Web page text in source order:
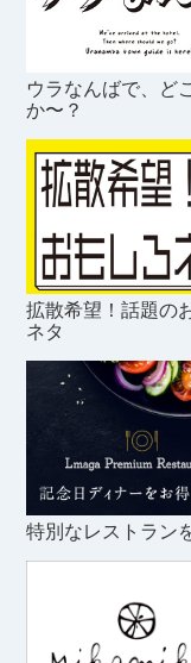
ウラなんばで、ど
か〜？
拡散希望！話題の
ネタ
特別なレストラン